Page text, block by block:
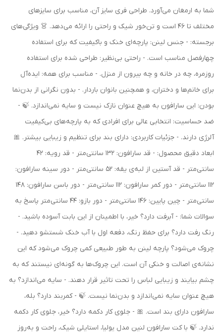
شما به ارمغان می‌آورد. طراحی فری سایز آن، مناسب برای سایزهای
مختلف تا 46 است و تن‌خور شیک و راحتی را ارائه می‌دهد. 👗 ویژگی‌های
برجسته: - جنس لینن: پارچه‌ای خنک و باکیفیت که برای استفاده
چهارفصل مناسب است. - راحتی بی‌نظیر: طراحی شده برای استفاده
روزمره، چه در خانه و چه بیرون از منزل. - مناسب برای همه: ایده‌آل
برای خانم‌ها و دختران، و همچنین بانوان باردار. - بدون نگرانی از بدن‌نما
بودن: این سارافون به هیچ عنوان نازک نیست و سایه نمی‌اندازد. 🍃 -
ضد حساسیت: انتخابی عالی برای افرادی که به پارچه‌های بی‌کیفیت
آلرژی دارند. - جزئیات کاربردی: دارای بند برای تنظیم و زیبایی بیشتر. 🎀
ابعاد دقیق محصول: - قد سارافون: 132 سانتی‌متر - قد رویه: 42
سانتی‌متر - قد آستین از لبه‌ی یقه: 52 سانتی‌متر - دور سینه سارافون:
112 سانتی‌متر - دور کمر سارافون: 112 سانتی‌متر - دور باسن سارافون: 148
سانتی‌متر - چین پایین: 146 سانتی‌متر - دور بازو: 44 سانتی‌متر پاسخ به
سوالات شما: - آبرفت دارد؟ خیر، با اطمینان از این بابت آسوده باشید. -
رنگ رفت دارد؟ برای حفظ رنگ، دفعه اول با آب خنک شستشو دهید. -
چروک می‌شود؟ پارچه لینن به طور طبیعی کمی چروک می‌شود که این
نشانه‌ی اصالت و خنکی آن است. این چروک‌ها به گونه‌ای نیستند که به
چشم بیایند و زیبایی لباس را تحت تاثیر قرار دهند. - سایه می‌اندازد؟ به
هیچ عنوان سایه نمی‌اندازد و بدن‌نما نیست. 🍃 - کمربند دارد؟ بله،
سارافون دارای بند است. 🎀 - جلوی کار دکمه دارد؟ خیر، جلوی کار دکمه
ندارد. 🍃 با کت سارافون لنین مدل یولیا، استایلی شیک، راحت و به‌روز